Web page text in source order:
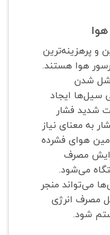
و پرهزینه‌ترین
هوا هستند.
شل شدن
سیل‌ها ایجاد
شدید فشار
به معنای نیاز
هوای فشرده
مصرف
می‌شود.
می‌تواند منجر
مصرف انرژی
شود.